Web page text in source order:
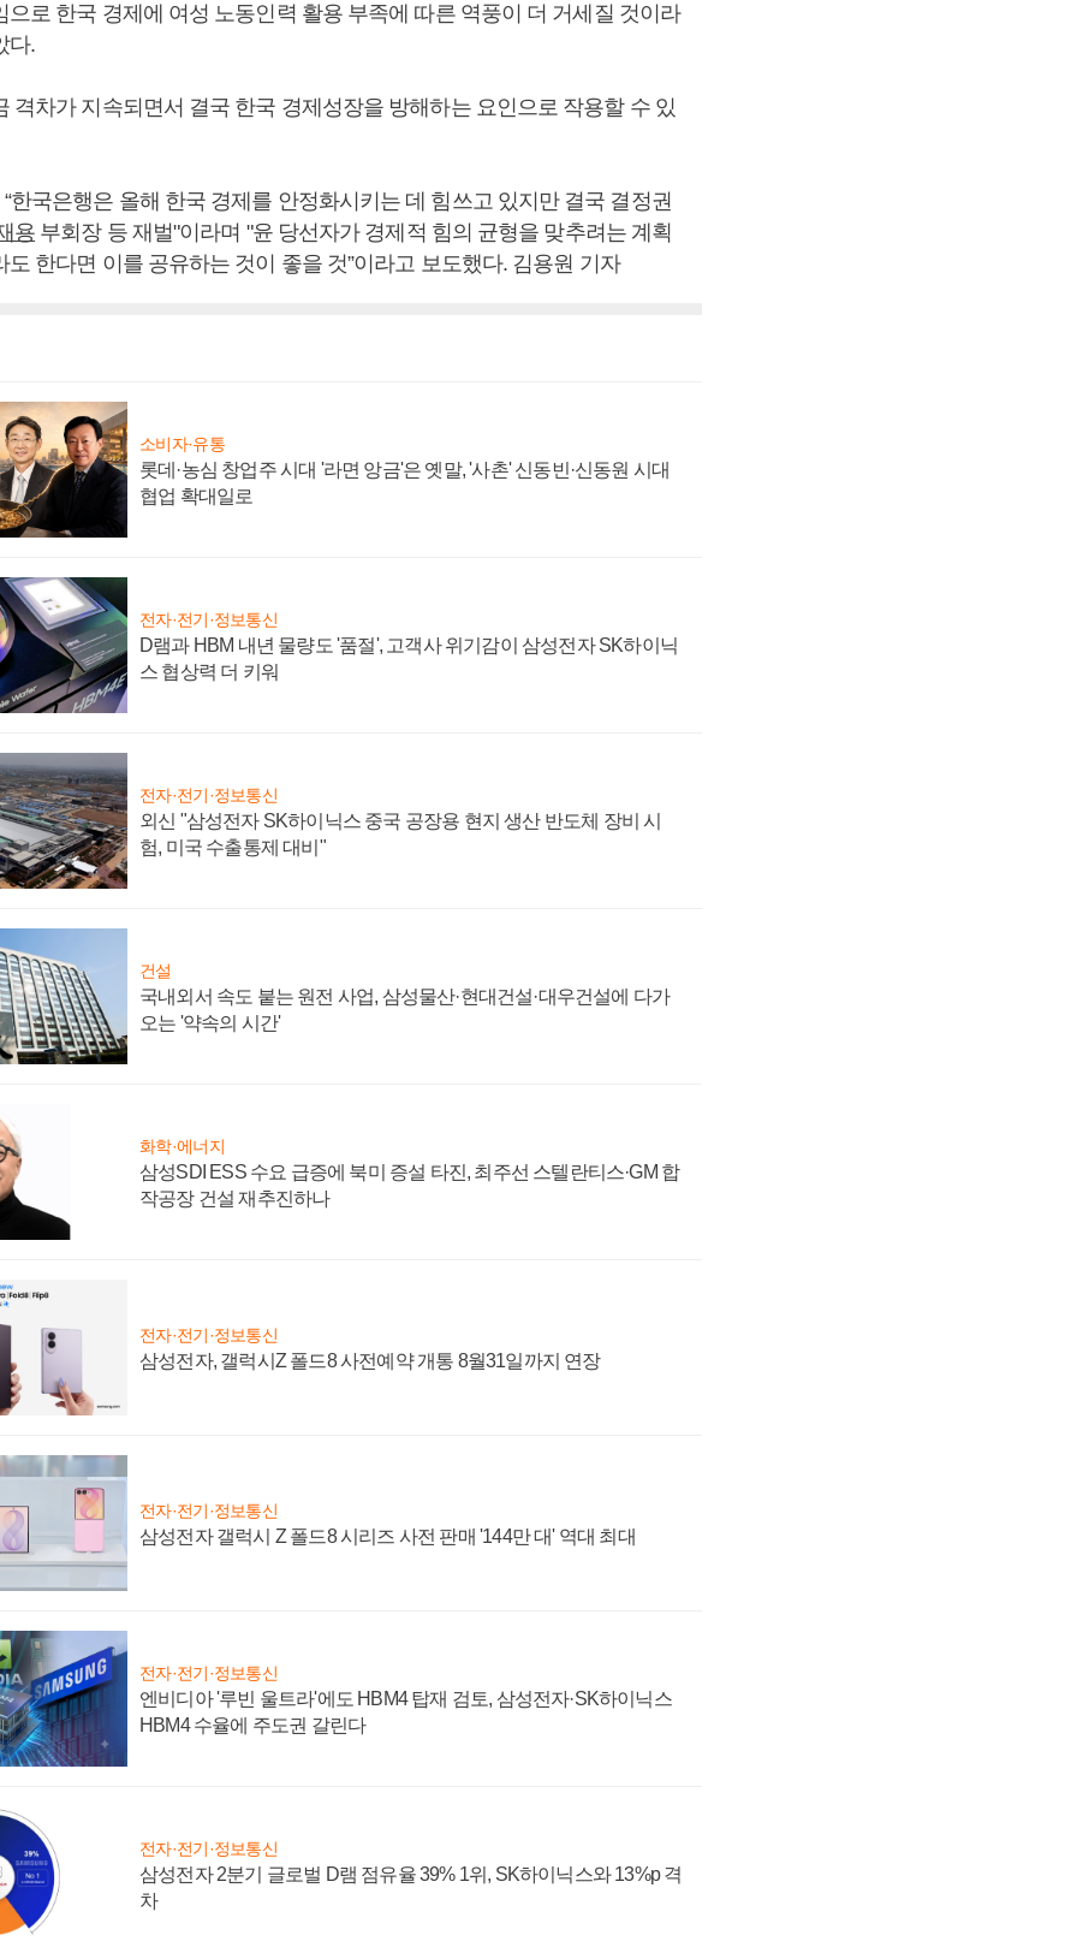
으로 한국 경제에 여성 노동인력 활용 부족에 따른 역풍이 더 거세질 것이라
다.
격차가 지속되면서 결국 한국 경제성장을 방해하는 요인으로 작용할 수 있
한국은행은 올해 한국 경제를 안정화시키는 데 힘쓰고 있지만 결국 결정권
용 부회장 등 재벌"이라며 "윤 당선자가 경제적 힘의 균형을 맞추려는 계획
도 한다면 이를 공유하는 것이 좋을 것”이라고 보도했다. 김용원 기자
소비자·유통
롯데·농심 창업주 시대 '라면 앙금'은 옛말, '사촌' 신동빈·신동원 시대
협업 확대일로
전자·전기·정보통신
D램과 HBM 내년 물량도 '품절', 고객사 위기감이 삼성전자 SK하이닉
스 협상력 더 키워
전자·전기·정보통신
외신 "삼성전자 SK하이닉스 중국 공장용 현지 생산 반도체 장비 시
험, 미국 수출통제 대비"
건설
국내외서 속도 붙는 원전 사업, 삼성물산·현대건설·대우건설에 다가
오는 '약속의 시간'
화학·에너지
삼성SDI ESS 수요 급증에 북미 증설 타진, 최주선 스텔란티스·GM 합
작공장 건설 재추진하나
전자·전기·정보통신
삼성전자, 갤럭시Z 폴드8 사전예약 개통 8월31일까지 연장
전자·전기·정보통신
삼성전자 갤럭시 Z 폴드8 시리즈 사전 판매 '144만 대' 역대 최대
전자·전기·정보통신
엔비디아 '루빈 울트라'에도 HBM4 탑재 검토, 삼성전자·SK하이닉스
HBM4 수율에 주도권 갈린다
전자·전기·정보통신
삼성전자 2분기 글로벌 D램 점유율 39% 1위, SK하이닉스와 13%p 격
차